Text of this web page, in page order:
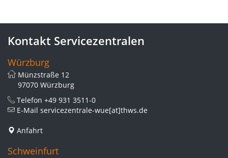
Kontakt Servicezentralen
Würzburg
Münzstraße 12
97070 Würzburg
Telefon +49 931 3511-0
E-Mail servicezentrale-wue[at]thws.de
Anfahrt
Schweinfurt